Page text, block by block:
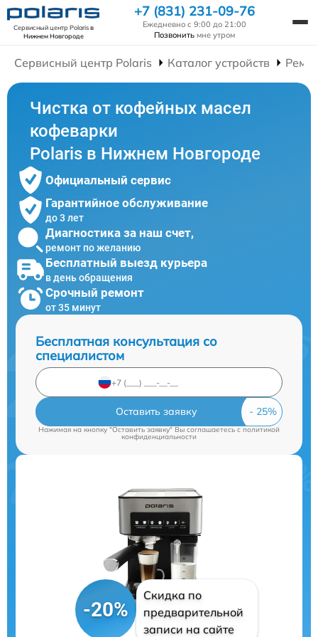
Сервисный центр Polarisв
Нижнем Новгороде
+7 (831) 231-09-76
Ежедневно с 9:00 до 21:00
Позвонить мне утром
Сервисный центр Polaris Каталог устройств
Чистка от кофейных масел
кофеварки
Polaris в Нижнем Новгороде
Официальный сервис
Гарантийное обслуживание
до 3 лет
Диагностика за наш счет,
ремонт по желанию
Бесплатный выезд курьера
в день обращения
Срочный ремонт
от 35 минут
Бесплатная консультация со
специалистом
Оставить заявку
Нажимая на кнопку "Оставить заявку" Вы соглашаетесь cполитикой
конфиденциальности
-20%
Скидка по
предварительной
записи на сайте